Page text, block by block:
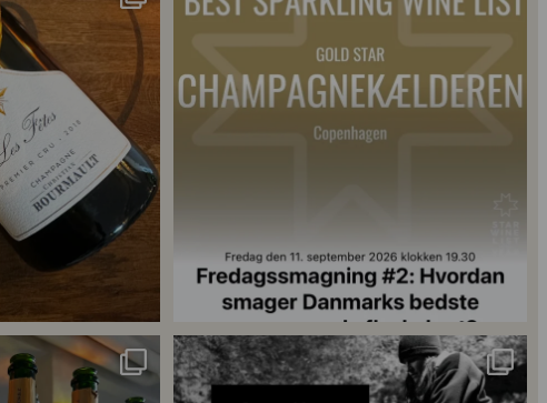
Fetes 2018 🍾 Fredagssmagningerne lever – og de næste er lige...
for at... René Geoffroy er en af Champagnes ældste...